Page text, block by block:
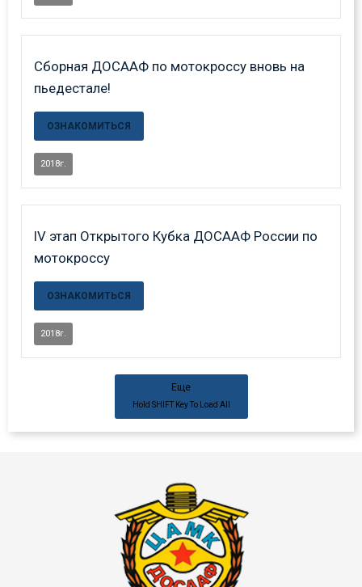
Сборная ДОСААФ по мотокроссу вновь на
пьедестале!
ОЗНАКОМИТЬСЯ
2018г.
IV этап Открытого Кубка ДОСААФ России по
мотокроссу
ОЗНАКОМИТЬСЯ
2018г.
Еще
Hold SHIFTKey To Load All